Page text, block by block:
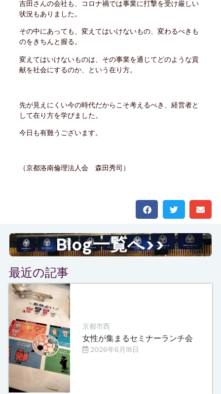
吉田さんの会社も、コロナ禍では事業に打撃を受け厳しい
状況もありました。
その中にあっても、変えてはいけないもの、変わるべきも
のをきちんと握る。
変えてはいけないものは、その事業を通じてどのような貢
献を社会にするのか、という在り方。
先が見えにくい今の時代だからこそ考えるべき、経営者と
して在り方を学びました。
今日も有難うございます。
（京都洛南倫理法人会 森田秀司）
Blog一覧へ>>
最近の記事
京都市西
女性が集まるセミナーランチ会
2026年6月18日